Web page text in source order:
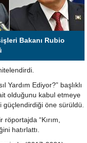
Bakanı Rubio
Yardım Ediyor?” başlıklı
ait olduğunu kabul etmeye
güçlendirdiği öne sürüldü.
“Kırım,
hatırlattı.